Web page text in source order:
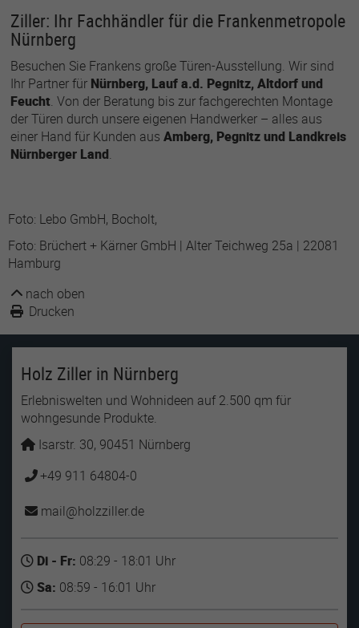
Ziller: Ihr Fachhändler für die Frankenmetropole
Nürnberg
Besuchen Sie Frankens große Türen-Ausstellung. Wir sind
Ihr Partner für Nürnberg, Lauf a.d. Pegnitz, Altdorf und
Feucht. Von der Beratung bis zur fachgerechten Montage
der Türen durch unsere eigenen Handwerker – alles aus
einer Hand für Kunden aus Amberg, Pegnitz und Landkreis
Nürnberger Land.
Foto: Lebo GmbH, Bocholt,
Foto: Brüchert + Kärner GmbH | Alter Teichweg 25a | 22081
Hamburg
nach oben
Drucken
Holz Ziller in Nürnberg
Erlebniswelten und Wohnideen auf 2.500 qm für
wohngesunde Produkte.
Isarstr. 30, 90451 Nürnberg
+49 911 64804-0
mail holzziller de
Di - Fr: 08:29 - 18:01 Uhr
Sa: 08:59 - 16:01 Uhr